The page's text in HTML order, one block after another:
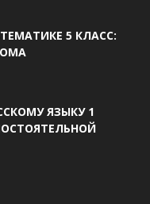
5 КЛАСС:
ЯЗЫКУ 1